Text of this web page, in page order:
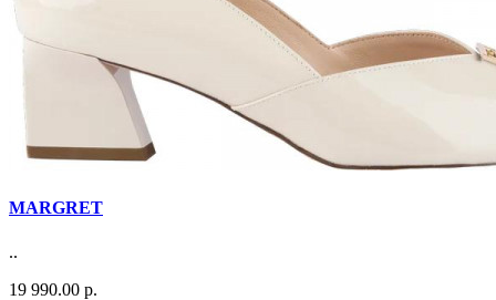
MARGRET
..
19 990.00 р.